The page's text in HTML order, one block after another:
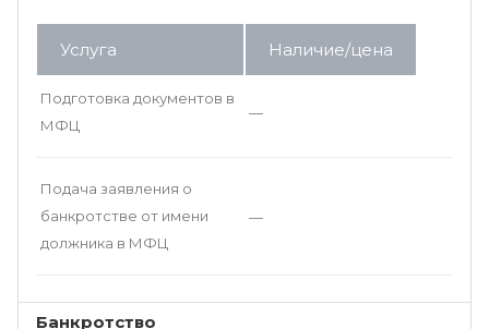
Услуга Наличие/цена
Подготовка документов в
МФЦ
—
Подача заявления о
банкротстве от имени
должника в МФЦ
—
Банкротство